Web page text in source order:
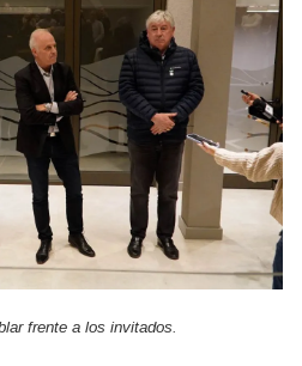
frente a los invitados.